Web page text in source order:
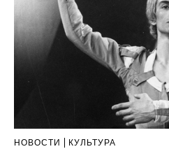
НОВОСТИ КУЛЬТУРА